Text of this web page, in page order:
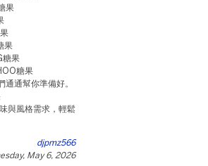
果
果
糖果
糖果
通通幫你準備好。
與風格需求，輕鬆
djpmz566
May 6, 2026